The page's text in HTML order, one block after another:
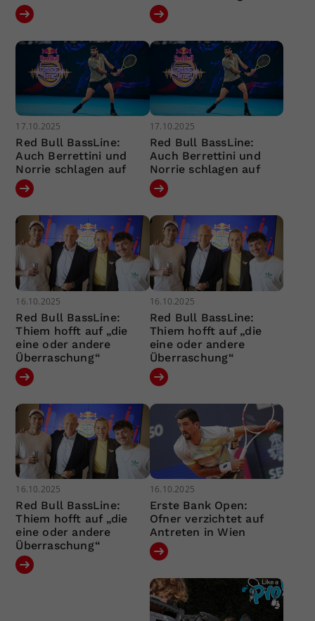
17.10.2025
Red Bull BassLine:
Auch Berrettini und
Norrie schlagen auf
17.10.2025
Red Bull BassLine:
Auch Berrettini und
Norrie schlagen auf
16.10.2025
Red Bull BassLine:
Thiem hofft auf „die
eine oder andere
Überraschung“
16.10.2025
Red Bull BassLine:
Thiem hofft auf „die
eine oder andere
Überraschung“
16.10.2025
Red Bull BassLine:
Thiem hofft auf „die
eine oder andere
Überraschung“
16.10.2025
Erste Bank Open:
Ofner verzichtet auf
Antreten in Wien